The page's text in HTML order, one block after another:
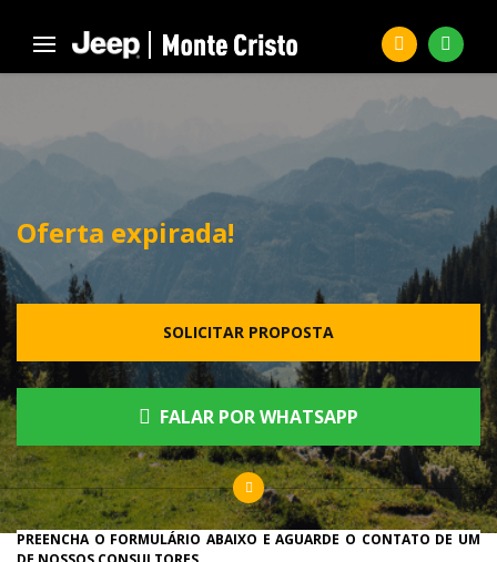
Oferta expirada!
SOLICITAR PROPOSTA
FALAR POR WHATSAPP
PREENCHA O FORMULÁRIO ABAIXO E AGUARDE O CONTATO DE UM